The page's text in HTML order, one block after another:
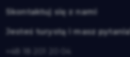
Skontaktuj się z nami
Jesteś turystą i masz pytania?